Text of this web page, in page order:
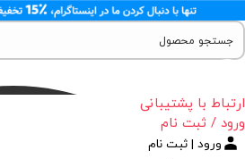
ارتباط با پشتیبانی
ورود / ثبت نام
ورود | ثبت نام